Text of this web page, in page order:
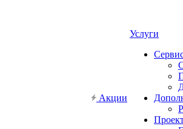
Акции
Услуги